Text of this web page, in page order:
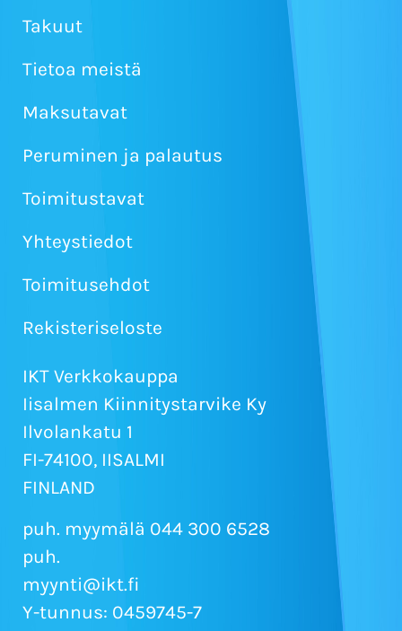
Takuut
Tietoa meistä
Maksutavat
Peruminen ja palautus
Toimitustavat
Yhteystiedot
Toimitusehdot
Rekisteriseloste
IKT Verkkokauppa
Iisalmen Kiinnitystarvike Ky
Ilvolankatu 1
FI-74100, IISALMI
FINLAND
puh. myymälä 044 300 6528
puh.
myynti@ikt.fi
Y-tunnus: 0459745-7